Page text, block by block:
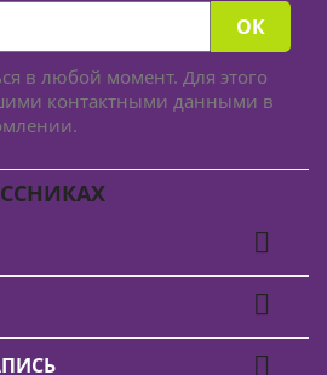
в любой момент. Для этого
контактными данными в


